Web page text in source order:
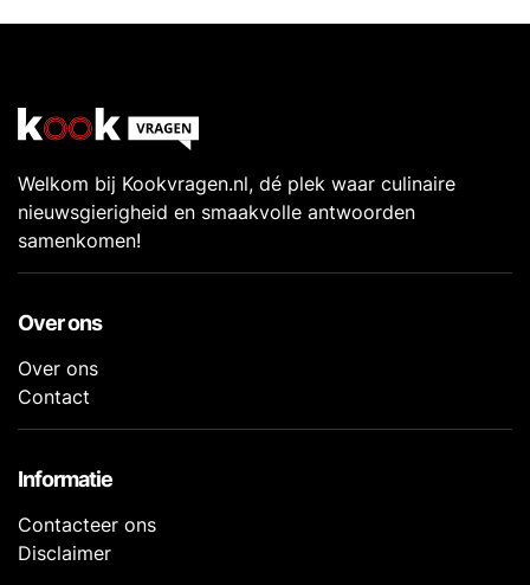
Welkom bij Kookvragen.nl, dé plek waar culinaire
nieuwsgierigheid en smaakvolle antwoorden
samenkomen!
Over ons
Over ons
Contact
Informatie
Contacteer ons
Disclaimer